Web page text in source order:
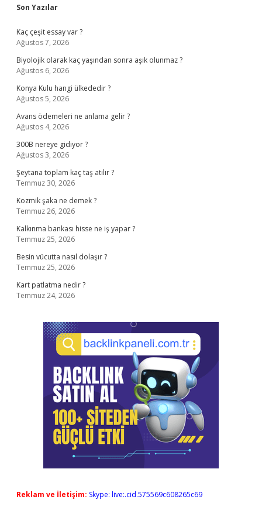
Sidebar
Son Yazılar
Kaç çeşit essay var ?
Ağustos 7, 2026
Biyolojik olarak kaç yaşından sonra aşık olunmaz ?
Ağustos 6, 2026
Konya Kulu hangi ülkededir ?
Ağustos 5, 2026
Avans ödemeleri ne anlama gelir ?
Ağustos 4, 2026
300B nereye gidiyor ?
Ağustos 3, 2026
Şeytana toplam kaç taş atılır ?
Temmuz 30, 2026
Kozmik şaka ne demek ?
Temmuz 26, 2026
Kalkınma bankası hisse ne iş yapar ?
Temmuz 25, 2026
Besin vücutta nasıl dolaşır ?
Temmuz 25, 2026
Kart patlatma nedir ?
Temmuz 24, 2026
Reklam ve İletişim: Skype: live:.cid.575569c608265c69